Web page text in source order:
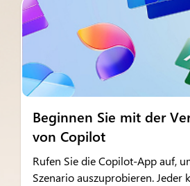
Beginnen Sie mit der
von Copilot
Rufen Sie die Copilot-App auf,
Szenario auszuprobieren. Jeder